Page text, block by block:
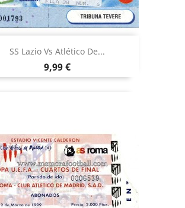
SS Lazio Vs Atlético De...
Precio
9,99 €